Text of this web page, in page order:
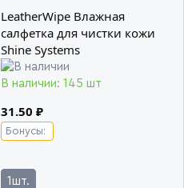
LeatherWipe Влажная
салфетка для чистки кожи
Shine Systems
В наличии: 145 шт
31.50 ₽
Бонусы:
1шт.